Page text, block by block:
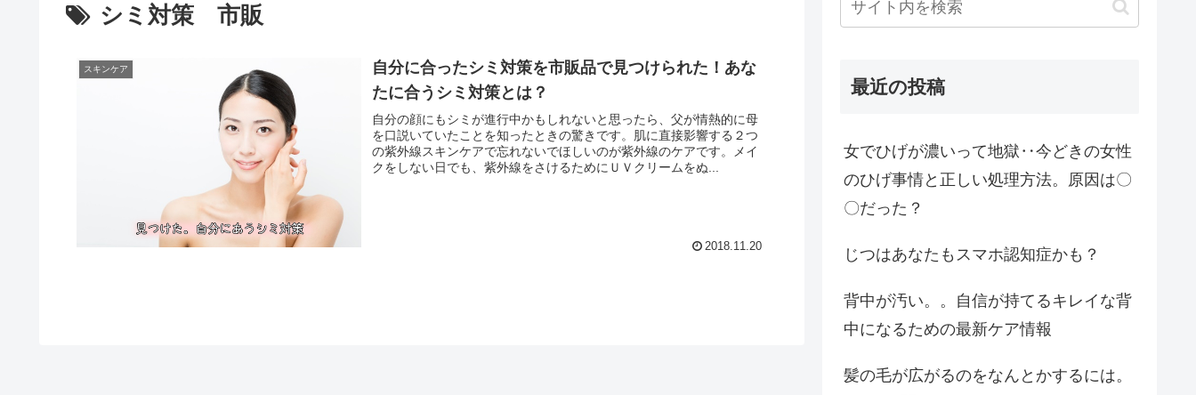
シミ対策 市販
スキンケア
自分に合ったシミ対策を市販品で見つけられた！あな
たに合うシミ対策とは？
自分の顔にもシミが進行中かもしれないと思ったら、父が情熱的に母
を口説いていたことを知ったときの驚きです。肌に直接影響する２つ
の紫外線スキンケアで忘れないでほしいのが紫外線のケアです。メイ
クをしない日でも、紫外線をさけるためにＵＶクリームをぬ...
2018.11.20
最近の投稿
女でひげが濃いって地獄‥今どきの女性
のひげ事情と正しい処理方法。原因は〇
〇だった？
じつはあなたもスマホ認知症かも？
背中が汚い。。自信が持てるキレイな背
中になるための最新ケア情報
髪の毛が広がるのをなんとかするには。